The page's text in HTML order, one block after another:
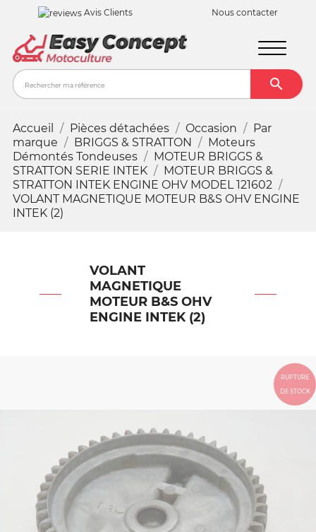
Avis Clients Nous contacter

Accueil Pièces détachées Occasion
Par
marque
BRIGGS & STRATTON
Moteurs
Démontés Tondeuses
MOTEUR BRIGGS &
STRATTON SERIE INTEK
MOTEUR BRIGGS &
STRATTON INTEK ENGINE OHV MODEL 121602
VOLANT MAGNETIQUE MOTEUR B&S OHV ENGINE
INTEK (2)
VOLANT
MAGNETIQUE
MOTEUR B&S OHV
ENGINE INTEK (2)
RUPTURE
DE STOCK